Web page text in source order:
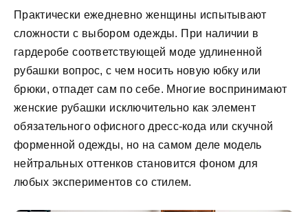
Практически ежедневно женщины испытывают
сложности с выбором одежды. При наличии в
гардеробе соответствующей моде удлиненной
рубашки вопрос, с чем носить новую юбку или
брюки, отпадет сам по себе. Многие воспринимают
женские рубашки исключительно как элемент
обязательного офисного дресс-кода или скучной
форменной одежды, но на самом деле модель
нейтральных оттенков становится фоном для
любых экспериментов со стилем.